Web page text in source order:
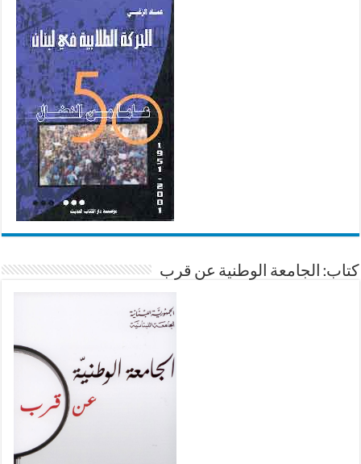
كتاب: الجامعة الوطنية عن قرب